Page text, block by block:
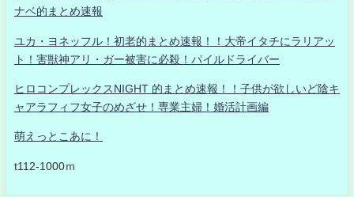
ナベ的まとめ速報
ユカ・ヨネッフル！初老的まとめ速報！！大帝イタチにラリアッ
ト！害獣神アリ・ガー被害に必殺！パイルドライバー
ヒロコンプレックスNIGHT 的まとめ速報！！子供が欲しいど陰キ
ャアラフィフ女子のめざせ！専業主婦！婚活計画編
萌えっとこあに！
t112-1000ｍ